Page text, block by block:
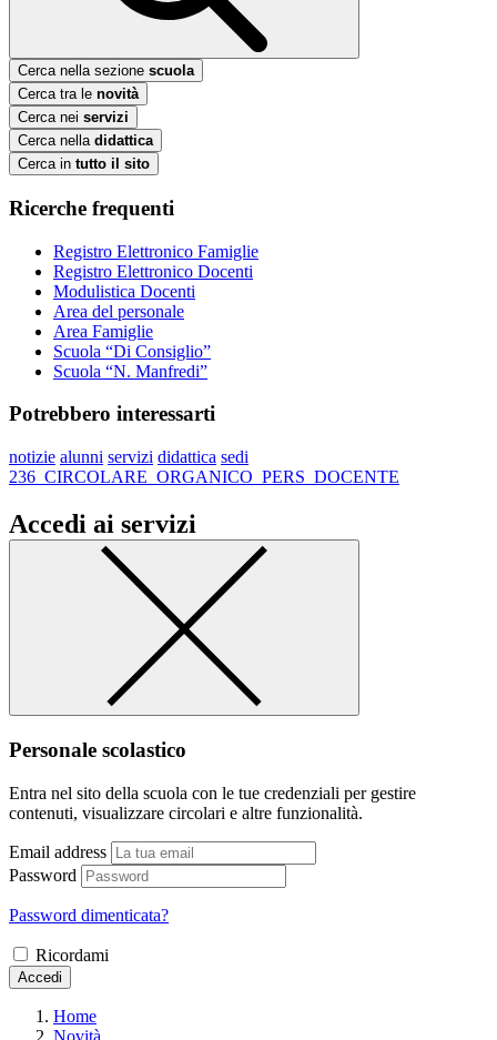
Cerca nella sezione scuola
Cerca tra le novità
Cerca nei servizi
Cerca nella didattica
Cerca in tutto il sito
Ricerche frequenti
Registro Elettronico Famiglie
Registro Elettronico Docenti
Modulistica Docenti
Area del personale
Area Famiglie
Scuola “Di Consiglio”
Scuola “N. Manfredi”
Potrebbero interessarti
notizie alunni servizi didattica sedi
236_CIRCOLARE_ORGANICO_PERS_DOCENTE
Accedi ai servizi
Personale scolastico
Entra nel sito della scuola con le tue credenziali per gestire
contenuti, visualizzare circolari e altre funzionalità.
Email address
Password
Password dimenticata?
Ricordami
Accedi
Home
Novità